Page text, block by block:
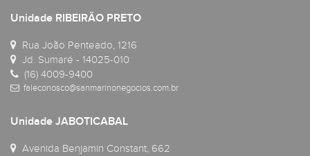
Unidade RIBEIRÃO PRETO
Rua João Penteado, 1216
Jd. Sumaré - 14025-010
(16) 4009-9400
faleconosco@sanmarinonegocios.com.br
Unidade JABOTICABAL
Avenida Benjamin Constant, 662